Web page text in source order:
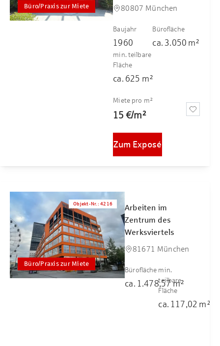
Büro/Praxis zur Miete
80807 München
Baujahr
1960
Bürofläche
ca. 3.050 m²
min. teilbare
Fläche
ca. 625 m²
Miete pro m²
15 €/m²
Zum Exposé
Büro/Praxis zur Miete
Objekt-Nr. :4216
Arbeiten im
Zentrum des
Werksviertels
81671 München
Bürofläche
ca. 1.478,57m²
min.
teilbare
Fläche
ca. 117,02 m²